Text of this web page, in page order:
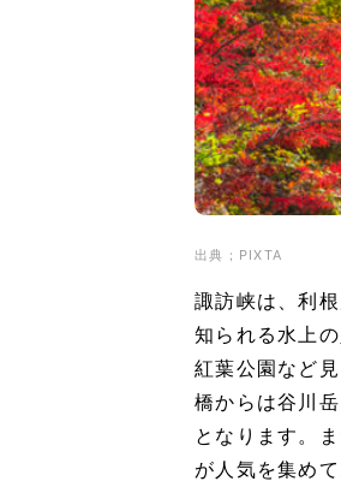
出典；PIXTA
諏訪峡は、利
知られる水上
紅葉公園など
橋からは谷川
となります。
が人気を集め